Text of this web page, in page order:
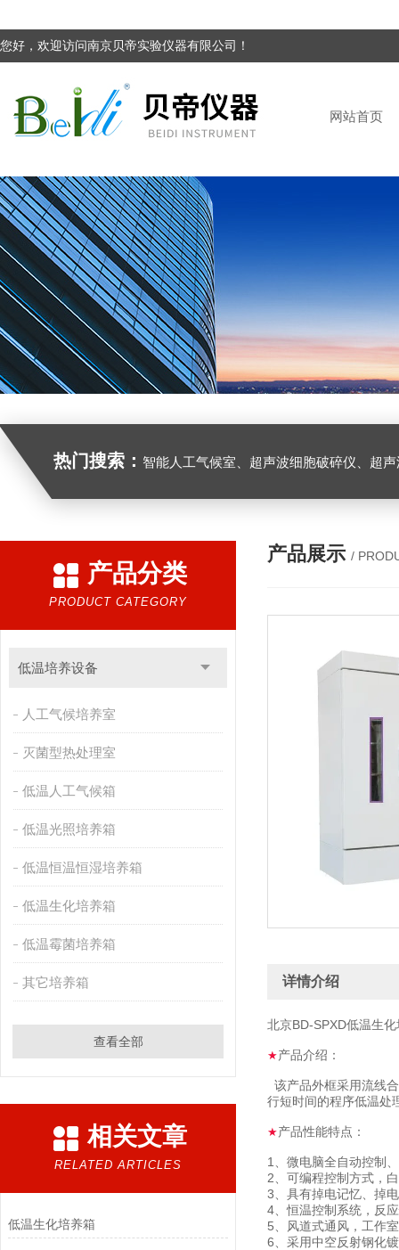
您好，欢迎访问南京贝帝实验仪器有限公司！
网站首页
热门搜索： 智能人工气候室、超声波细胞破碎仪、超
产品分类
PRODUCT CATEGORY
低温培养设备
人工气候培养室
灭菌型热处理室
低温人工气候箱
低温光照培养箱
低温恒温恒湿培养箱
低温生化培养箱
低温霉菌培养箱
其它培养箱
查看全部
相关文章
RELATED ARTICLES
低温生化培养箱
产品展示 /
详情介绍
北京BD-SPXD低温生
★产品介绍：
该产品外框采用流线
行短时间的程序低温处
★产品性能特点：
1、微电脑全自动控制
2、可编程控制方式，
3、具有掉电记忆、掉
4、恒温控制系统，反
5、风道式通风，工作
6、采用中空反射钢化